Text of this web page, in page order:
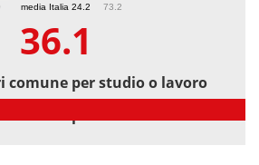
media Italia 24.2 73.2
36.1
comune per studio o lavoro